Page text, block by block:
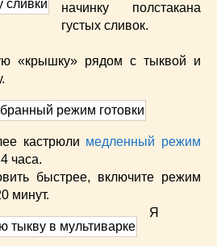
начинку полстакана
густых сливок.
«крышку» рядом с тыквой и
кастрюли медленный режим
часа.
быстрее, включите режим
минут.
Я